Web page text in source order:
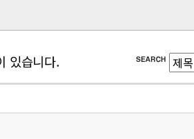
있습니다.